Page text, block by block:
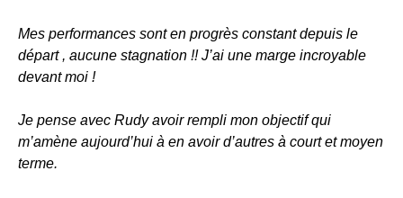
Mes performances sont en progrès constant depuis le
départ , aucune stagnation !! J’ai une marge incroyable
devant moi !
Je pense avec Rudy avoir rempli mon objectif qui
m’amène aujourd’hui à en avoir d’autres à court et moyen
terme.